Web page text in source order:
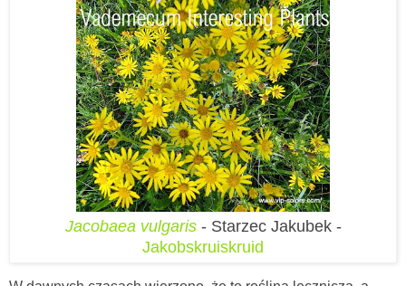
Jacobaea vulgaris- Starzec Jakubek -
Jakobskruiskruid